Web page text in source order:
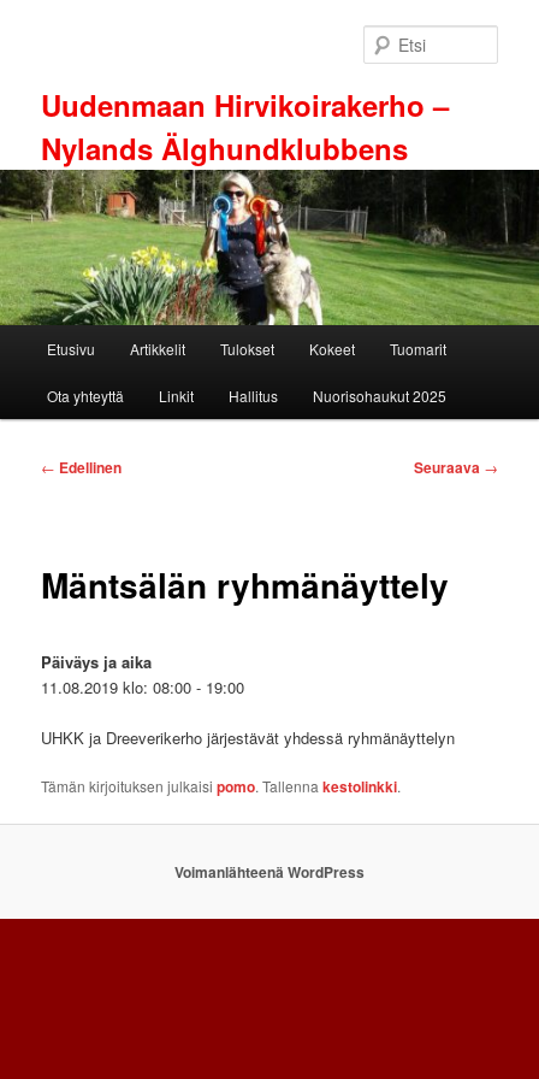
Uudenmaan Hirvikoirakerho –
Nylands Älghundklubbens
Etusivu Artikkelit Tulokset Kokeet Tuomarit
Ota yhteyttä Linkit Hallitus Nuorisohaukut 2025
Artikkelien
← Edellinen Seuraava →
Mäntsälän ryhmänäyttely
Päiväys ja aika
11.08.2019 klo: 08:00 - 19:00
UHKK ja Dreeverikerho järjestävät yhdessä ryhmänäyttelyn
Tämän kirjoituksen julkaisipomo. Tallennakestolinkki.
Voimanlähteenä WordPress